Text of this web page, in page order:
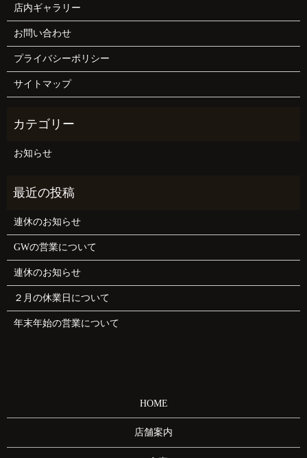
店内ギャラリー
お問い合わせ
プライバシーポリシー
サイトマップ
お知らせ
連休のお知らせ
GWの営業について
連休のお知らせ
２月の休業日について
年末年始の営業について
HOME
店舗案内